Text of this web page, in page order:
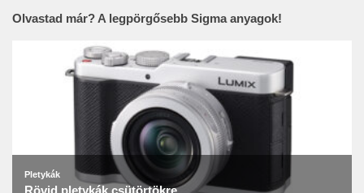
Olvastad már? A legpörgősebb Sigma anyagok!